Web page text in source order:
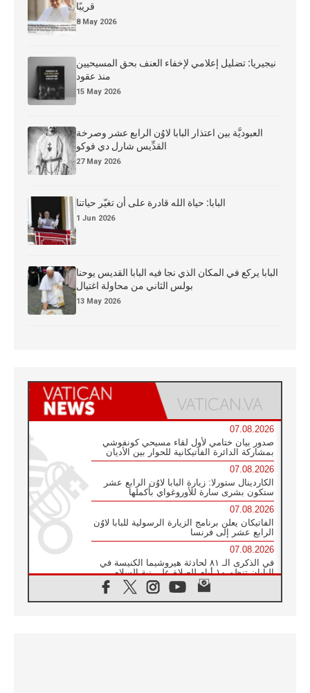
قريبًا
8 May 2026
نيجيريا: تضليل إعلامي لإخفاء العنف بحق المسيحيين
منذ عقود
15 May 2026
العبوديَّة بين اعتذار البابا لاوُن الرابع عشر وصرخة
القدِّيس شارل دي فوكو
27 May 2026
البابا: حياة الله قادرة على أن تغيّر حياتنا
1 Jun 2026
البابا يركع في المكان الذي نجا فيه البابا القديس يوحنا
بولس الثاني من محاولة اغتيال
13 May 2026
07.08.2026
صدور بيان ختامي لأول لقاء مسيحي كونفوشي
بمشاركة الدائرة الفاتيكانية للحوار بين الأديان
07.08.2026
الكاردينال ستورلا: زيارة البابا لاوُن الرابع عشر
ستكون بشرى سارة للأوروغواي بأكملها
07.08.2026
الفاتيكان يعلن برنامج الزيارة الرسولية للبابا لاوُن
الرابع عشر إلى فرنسا
07.08.2026
في الذكرى الـ ٨١ لحادثة هيروشيما الكنيسة في
اليابان تنظم ١٠ أيام للصلاة على نية السلام
الكنيسة في الأوروغواي: زيارة البابا ستعزز